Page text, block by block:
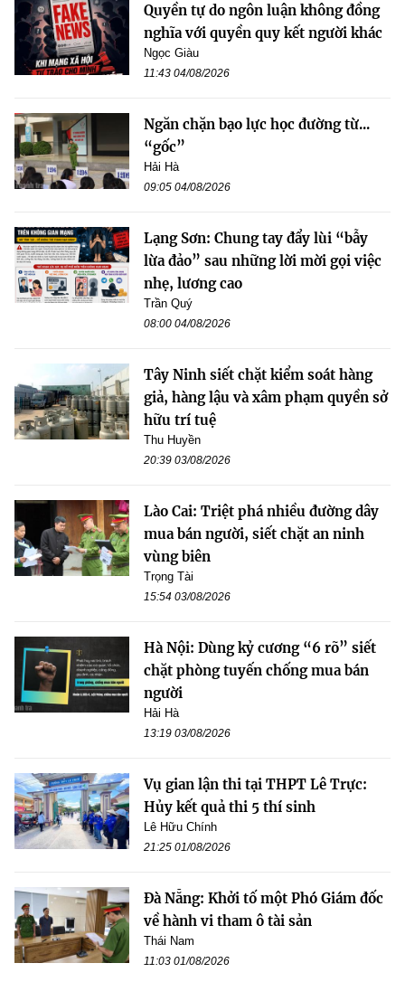
Quyền tự do ngôn luận không đồng
nghĩa với quyền quy kết người khác
Ngọc Giàu
11:43 04/08/2026
Ngăn chặn bạo lực học đường từ...
“gốc”
Hải Hà
09:05 04/08/2026
Lạng Sơn: Chung tay đẩy lùi “bẫy
lừa đảo” sau những lời mời gọi việc
nhẹ, lương cao
Trần Quý
08:00 04/08/2026
Tây Ninh siết chặt kiểm soát hàng
giả, hàng lậu và xâm phạm quyền sở
hữu trí tuệ
Thu Huyền
20:39 03/08/2026
Lào Cai: Triệt phá nhiều đường dây
mua bán người, siết chặt an ninh
vùng biên
Trọng Tài
15:54 03/08/2026
Hà Nội: Dùng kỷ cương “6 rõ” siết
chặt phòng tuyến chống mua bán
người
Hải Hà
13:19 03/08/2026
Vụ gian lận thi tại THPT Lê Trực:
Hủy kết quả thi 5 thí sinh
Lê Hữu Chính
21:25 01/08/2026
Đà Nẵng: Khởi tố một Phó Giám đốc
về hành vi tham ô tài sản
Thái Nam
11:03 01/08/2026